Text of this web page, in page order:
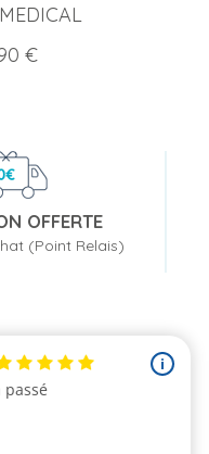
€
OFFERTE
(Point Relais)